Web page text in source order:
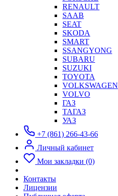
RENAULT
SAAB
SEAT
SKODA
SMART
SSANGYONG
SUBARU
SUZUKI
TOYOTA
VOLKSWAGEN
VOLVO
ГАЗ
ТАГАЗ
УАЗ
+7 (861) 266-43-66
Личный кабинет
Мои закладки (0)
Контакты
Лицензии